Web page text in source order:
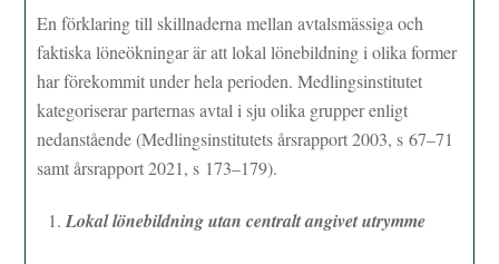
En förklaring till skillnaderna mellan avtalsmässiga och
faktiska löneökningar är att lokal lönebildning i olika former
har förekommit under hela perioden. Medlingsinstitutet
kategoriserar parternas avtal i sju olika grupper enligt
nedanstående (Medlingsinstitutets årsrapport 2003, s 67–71
samt årsrapport 2021, s 173–179).
Lokal lönebildning utan centralt angivet utrymme